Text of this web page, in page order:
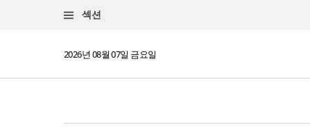
섹션
2026년 08월 07일 금요일